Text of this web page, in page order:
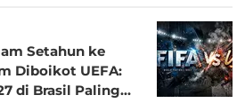
Setahun ke
Diboikot UEFA:
di Brasil Paling